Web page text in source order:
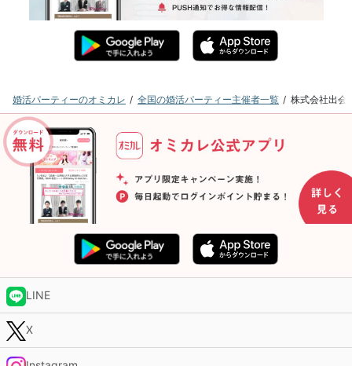
婚活パーティーのオミカレ 全国の婚活パーティー主催者一覧 株式会社出会
LINE
X